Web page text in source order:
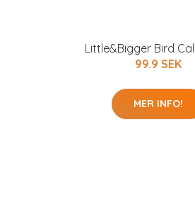
Little&Bigger Bird
99.9 SEK
MER INFO!